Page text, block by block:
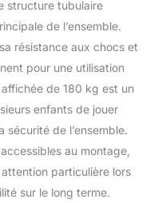
stable —
de tuyaux en
de
notre ensemble
une longue
vie et une
exceptionnelle
du jeu peut
un poids
kg. des
structure tubulaire
de l’ensemble.
résistance aux chocs et
pour une utilisation
de 180 kg est un
enfants de jouer
sécurité de l’ensemble.
au montage,
particulière lors
sur le long terme.